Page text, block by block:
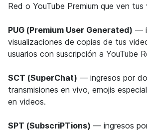
Red o YouTube Premium que ven tus
PUG (Premium User Generated) —
visualizaciones de copias de tus
usuarios con suscripción a YouTube
SCT (SuperChat) — ingresos por
transmisiones en vivo, emojis
en videos.
SPT (SubscriPTions) — ingresos